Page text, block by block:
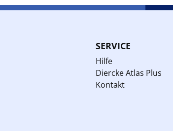
SERVICE
Hilfe
Diercke Atlas Plus
Kontakt